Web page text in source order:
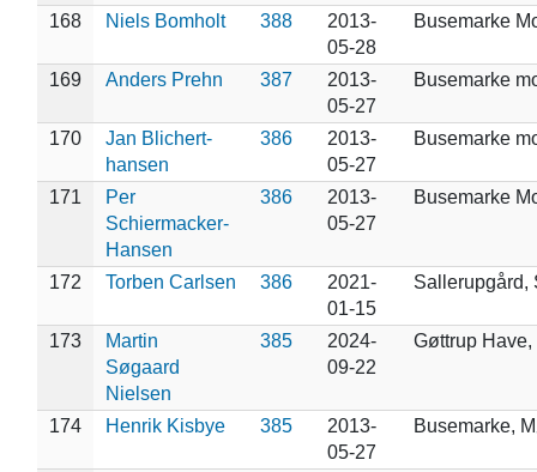
168 Niels Bomholt 388
2013-
05-28
Busemarke
169 Anders Prehn 387
2013-
05-27
Busemarke
170
Jan Blichert-
hansen
386
2013-
05-27
Busemarke
171
Per
Schiermacker-
Hansen
386
2013-
05-27
Busemarke
172 Torben Carlsen 386
2021-
01-15
Sallerupgård,
173
Martin
Søgaard
Nielsen
385
2024-
09-22
Gøttrup Have,
174 Henrik Kisbye 385
2013-
05-27
Busemarke,